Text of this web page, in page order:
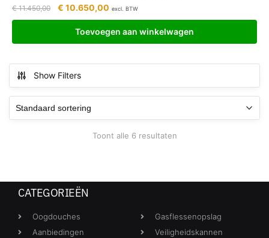
€11.450,00 € 10.650,00 excl. BTW
Toevoegen aan winkelwagen
Show Filters
Toont alle 6 resultaten
CATEGORIEËN
Oogdouches
Aanbiedingen
Gasflessenopslag
Veiligheidskannen